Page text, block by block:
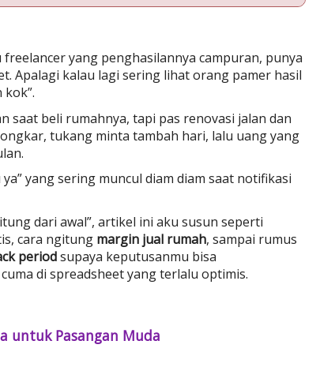
yang penghasilannya campuran, punya
Apalagi kalau lagi sering lihat orang pamer hasil
saat beli rumahnya, tapi pas renovasi jalan dan
tukang minta tambah hari, lalu uang yang
yang sering muncul diam diam saat notifikasi
dari awal”, artikel ini aku susun seperti
cara ngitung margin jual rumah, sampai rumus
periodsupaya keputusanmu bisa
di spreadsheet yang terlalu optimis.
untuk Pasangan Muda